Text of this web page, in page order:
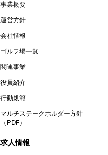
事業概要
運営方針
会社情報
ゴルフ場一覧
関連事業
役員紹介
行動規範
マルチステークホルダー方針
（PDF）
求人情報